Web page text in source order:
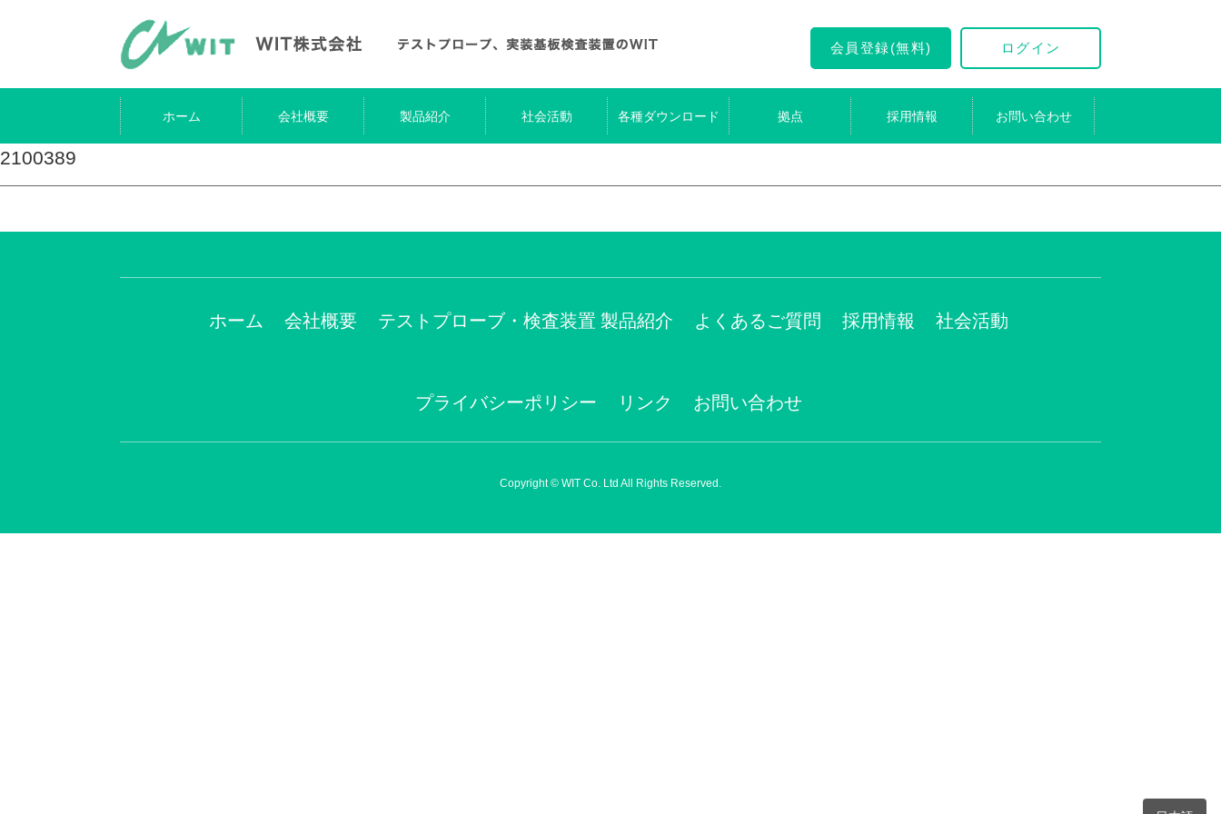
会員登録(無料) ログイン
ホーム 会社概要 製品紹介 社会活動 各種ダウンロード 拠点 採用情報 お問い合わせ
2100389
ホーム 会社概要 テストプローブ・検査装置 製品紹介 よくあるご質問 採用情報 社会活動
プライバシーポリシー リンク お問い合わせ
Copyright © WIT Co. Ltd All Rights Reserved.